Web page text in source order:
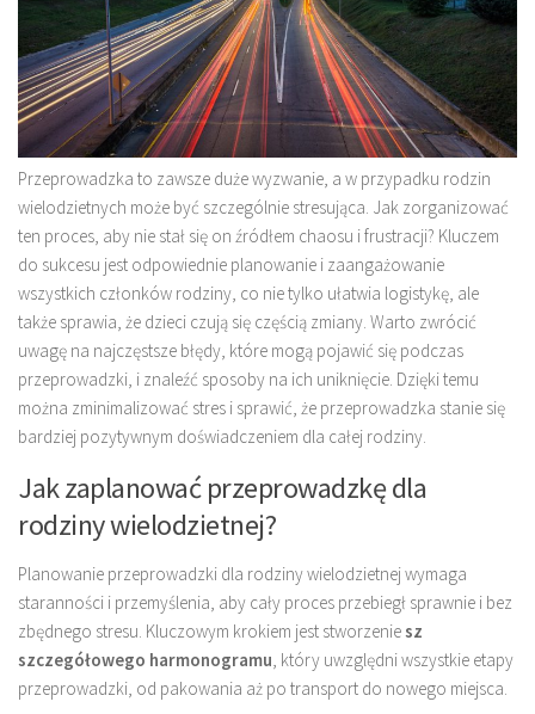
Przeprowadzka to zawsze duże wyzwanie, a w przypadku rodzin
wielodzietnych może być szczególnie stresująca. Jak zorganizować
ten proces, aby nie stał się on źródłem chaosu i frustracji? Kluczem
do sukcesu jest odpowiednie planowanie i zaangażowanie
wszystkich członków rodziny, co nie tylko ułatwia logistykę, ale
także sprawia, że dzieci czują się częścią zmiany. Warto zwrócić
uwagę na najczęstsze błędy, które mogą pojawić się podczas
przeprowadzki, i znaleźć sposoby na ich uniknięcie. Dzięki temu
można zminimalizować stres i sprawić, że przeprowadzka stanie się
bardziej pozytywnym doświadczeniem dla całej rodziny.
Jak zaplanować przeprowadzkę dla
rodziny wielodzietnej?
Planowanie przeprowadzki dla rodziny wielodzietnej wymaga
staranności i przemyślenia, aby cały proces przebiegł sprawnie i bez
zbędnego stresu. Kluczowym krokiem jest stworzeniesz
szczegółowego harmonogramu, który uwzględni wszystkie etapy
przeprowadzki, od pakowania aż po transport do nowego miejsca.